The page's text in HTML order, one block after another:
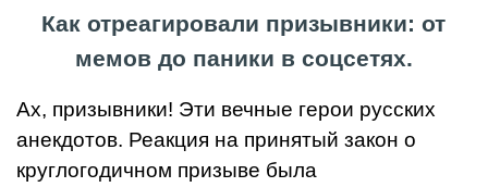
Как отреагировали призывники: от
мемов до паники в соцсетях.
Ах, призывники! Эти вечные герои русских
анекдотов. Реакция на принятый закон о
круглогодичном призыве была